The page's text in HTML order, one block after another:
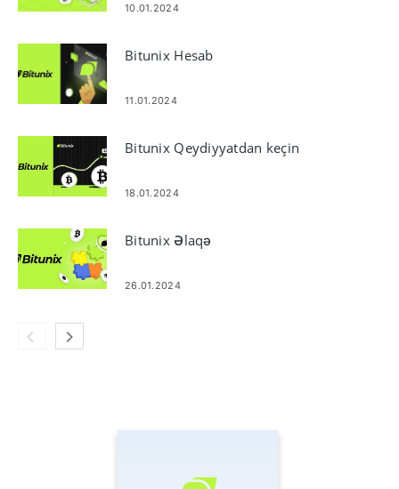
10.01.2024
Bitunix Hesab
11.01.2024
Bitunix Qeydiyyatdan keçin
18.01.2024
Bitunix Əlaqə
26.01.2024